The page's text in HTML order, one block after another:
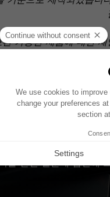
가능한 제품에 대한 제
술 관련 질문에 답변해